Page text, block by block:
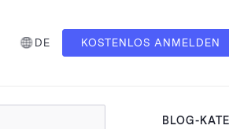
DE KOSTENLOS ANMELDEN
BLOG-